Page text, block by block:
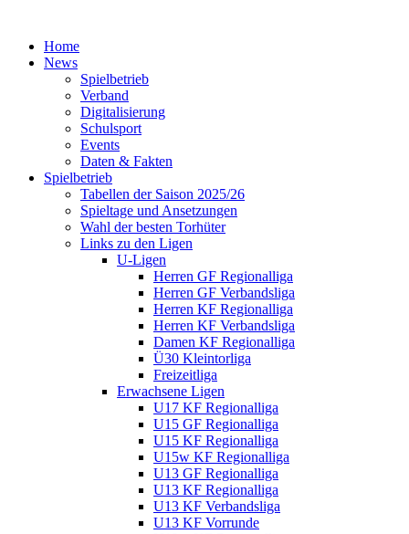
Home
News
Spielbetrieb
Verband
Digitalisierung
Schulsport
Events
Daten & Fakten
Spielbetrieb
Tabellen der Saison 2025/26
Spieltage und Ansetzungen
Wahl der besten Torhüter
Links zu den Ligen
U-Ligen
Herren GF Regionalliga
Herren GF Verbandsliga
Herren KF Regionalliga
Herren KF Verbandsliga
Damen KF Regionalliga
Ü30 Kleintorliga
Freizeitliga
Erwachsene Ligen
U17 KF Regionalliga
U15 GF Regionalliga
U15 KF Regionalliga
U15w KF Regionalliga
U13 GF Regionalliga
U13 KF Regionalliga
U13 KF Verbandsliga
U13 KF Vorrunde